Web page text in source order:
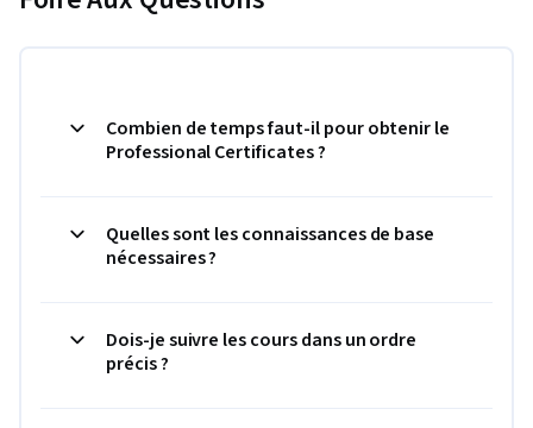
Combien de temps faut-il pour obtenir le
Professional Certificates ?
Quelles sont les connaissances de base
nécessaires ?
Dois-je suivre les cours dans un ordre
précis ?